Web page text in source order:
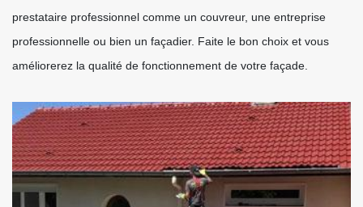
prestataire professionnel comme un couvreur, une entreprise
professionnelle ou bien un façadier. Faite le bon choix et vous
améliorerez la qualité de fonctionnement de votre façade.